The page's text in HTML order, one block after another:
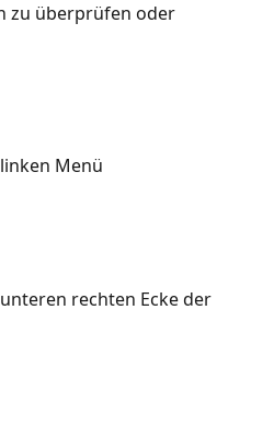
zu überprüfen oder
Menü
rechten Ecke der